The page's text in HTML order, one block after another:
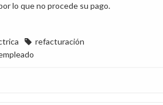
lo que no procede su pago.
refacturación